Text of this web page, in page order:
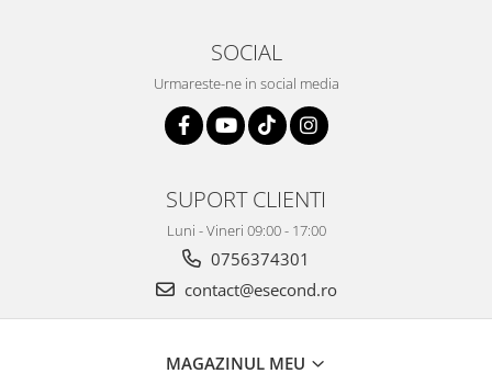
Accesorii aparate hair styling
Aparate & Accesorii ingrijire
Consumabile sanitare
Cosmetice si produse ingrijire
SOCIAL
Urmareste-ne in social media
SUPORT CLIENTI
Luni - Vineri 09:00 - 17:00
0756374301
contact@esecond.ro
MAGAZINUL MEU